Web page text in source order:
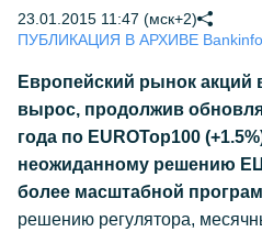
23.01.2015 11:47 (мск+2)
ПУБЛИКАЦИЯ В АРХИВЕ
Европейский рынок акций
вырос, продолжив
года по EUROTop100
неожиданному решению
более масштабной
решению регулятора,